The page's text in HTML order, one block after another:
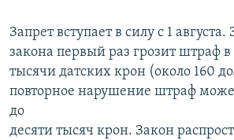
Запрет вступает в силу с 1
закона первый раз грозит штраф
тысячи датских крон (около 160
повторное нарушение штраф
до
десяти тысяч крон. Закон